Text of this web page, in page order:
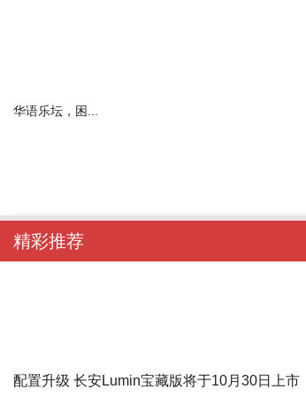
华语乐坛，困...
精彩推荐
配置升级 长安Lumin宝藏版将于10月30日上市